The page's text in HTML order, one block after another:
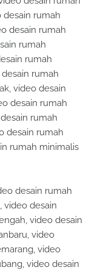
desain rumah
desain rumah
rumah
rumah
rumah
video desain
desain rumah
rumah
desain rumah
rumah minimalis
desain rumah
video desain
video desain
video
video
video desain